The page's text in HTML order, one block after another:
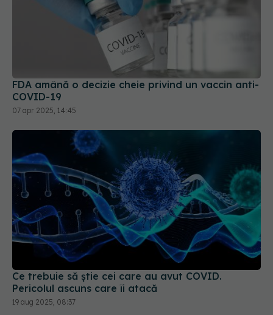
FDA amână o decizie cheie privind un vaccin anti-
COVID-19
07 apr 2025, 14:45
Ce trebuie să știe cei care au avut COVID.
Pericolul ascuns care îi atacă
19 aug 2025, 08:37